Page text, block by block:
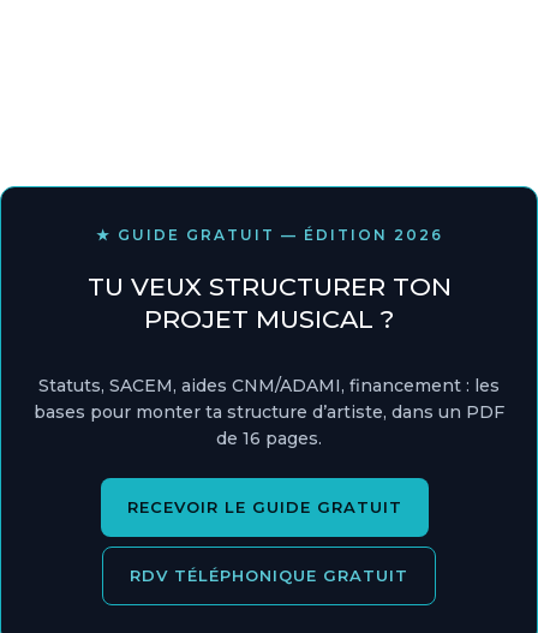
★ GUIDE GRATUIT — ÉDITION 2026
TU VEUX STRUCTURER TON
PROJET MUSICAL ?
Statuts, SACEM, aides CNM/ADAMI, financement : les
bases pour monter ta structure d’artiste, dans un PDF
de 16 pages.
RECEVOIR LE GUIDE GRATUIT
RDV TÉLÉPHONIQUE GRATUIT